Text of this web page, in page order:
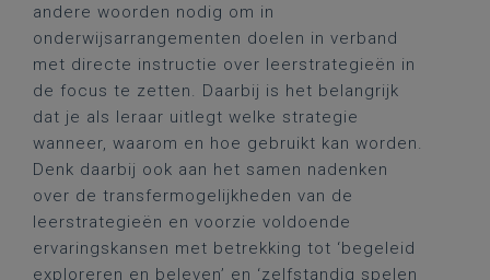
andere woorden nodig om in
onderwijsarrangementen doelen in verband
met directe instructie over leerstrategieën in
de focus te zetten. Daarbij is het belangrijk
dat je als leraar uitlegt welke strategie
wanneer, waarom en hoe gebruikt kan worden.
Denk daarbij ook aan het samen nadenken
over de transfermogelijkheden van de
leerstrategieën en voorzie voldoende
ervaringskansen met betrekking tot ‘begeleid
exploreren en beleven’ en ‘zelfstandig spelen